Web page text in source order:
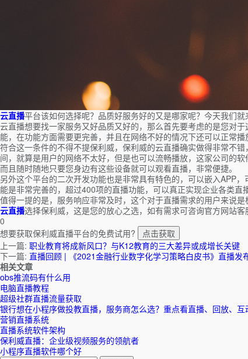
云直播平台该如何选择呢？品质好服务好的又是哪家呢？今天我们
云直播想要找一家服务又好品质又好的，那么首先要考虑的是您对
能，在功能方面需要更完善，并且在网络不好的情况下还可以正常
符合这一条件的不得不提保利威，保利威的云直播确实做得非常不
间，就算是用户的网络不太好，但是也可以流畅播放，这家公司的
而且随时随地只要您身边有这些设备就可以观看直播，非常便捷。
另外这个平台的二次开发功能也是非常具有特色的，可以嵌入APP
能是非常完善的，超过400项的直播功能，可以真正实现企业各类
值得一提的是，服务响应非常及时，这个对于直播需求的用户来说
云直播选择保利威，这是您的放心之选，如有需求可咨询官方网站客
0
想要获取保利威直播平台的免费试用?
点击获取
上一篇: 职业教育将成新风口？与K12教育的三大差异或成增长关键
下一篇: 直播回顾 | 《2021金融行业数字化学习策略白皮书》直播发布
相关文章
obs推流码有什么用
电脑直播教程
超级社群直播流量获取
银行想在小程序做投教直播，服务商怎么选？重点看直播、回放、
营销直播系统
直播系统软件架构
保利威直播：企业级视频服务的领航者
小程序直播软件哪个好